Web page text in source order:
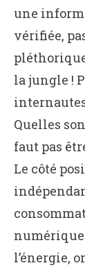
une
vérifiée,
la jungle !
Quelles
faut pas
Le côté
numérique
l’énergie,